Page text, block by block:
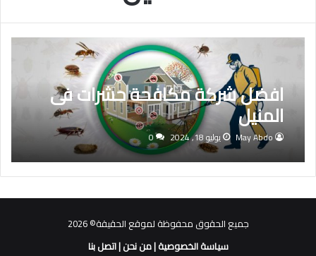
افضل شركة مكافحة حشرات فى
المنيل
May Abdo يوليو 18, 2024 0
جميع الحقوق محفوظة لموقع الحقيقة© 2026
سياسة الخصوصية|من نحن|اتصل بنا